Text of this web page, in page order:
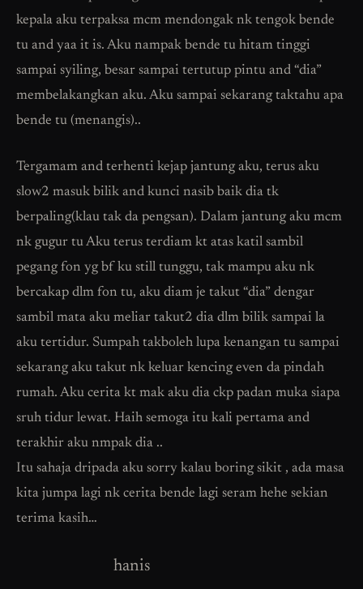
kepala aku terpaksa mcm mendongak nk tengok bende
tu and yaa it is. Aku nampak bende tu hitam tinggi
sampai syiling, besar sampai tertutup pintu and “dia”
membelakangkan aku. Aku sampai sekarang taktahu apa
bende tu (menangis)..
Tergamam and terhenti kejap jantung aku, terus aku
slow2 masuk bilik and kunci nasib baik dia tk
berpaling(klau tak da pengsan). Dalam jantung aku mcm
nk gugur tu Aku terus terdiam kt atas katil sambil
pegang fon yg bf ku still tunggu, tak mampu aku nk
bercakap dlm fon tu, aku diam je takut “dia” dengar
sambil mata aku meliar takut2 dia dlm bilik sampai la
aku tertidur. Sumpah takboleh lupa kenangan tu sampai
sekarang aku takut nk keluar kencing even da pindah
rumah. Aku cerita kt mak aku dia ckp padan muka siapa
sruh tidur lewat. Haih semoga itu kali pertama and
terakhir aku nmpak dia ..
Itu sahaja dripada aku sorry kalau boring sikit , ada masa
kita jumpa lagi nk cerita bende lagi seram hehe sekian
terima kasih…
hanis